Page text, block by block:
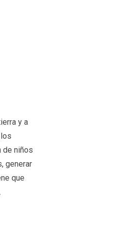
y a
de niños
generar
que